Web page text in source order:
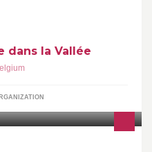
dans la Vallée